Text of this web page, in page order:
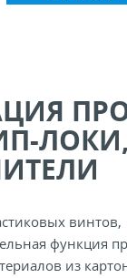
винтов,
функция
из